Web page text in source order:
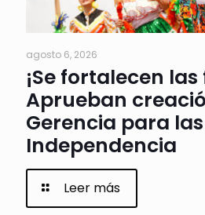
agosto 6, 2026
¡Se fortalecen
Aprueban
Gerencia para
Independencia
Leer más